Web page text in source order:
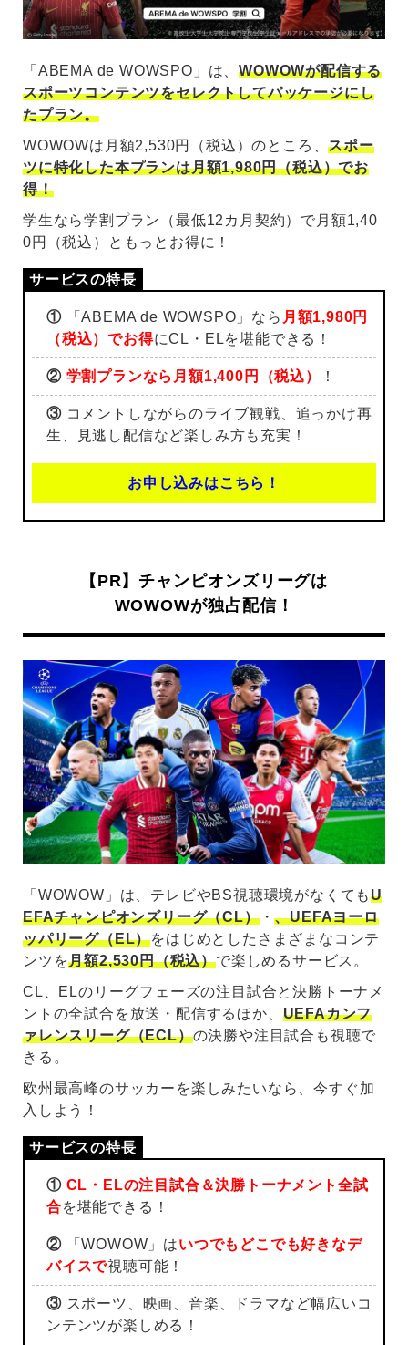
「ABEMA de WOWSPO」は、WOWOWが配信する
スポーツコンテンツをセレクトしてパッケージにし
たプラン。
WOWOWは月額2,530円（税込）のところ、スポー
ツに特化した本プランは月額1,980円（税込）でお
得！
学生なら学割プラン（最低12カ月契約）で月額1,40
0円（税込）ともっとお得に！
①「ABEMA de WOWSPO」なら 月額1,980円
（税込）でお得にCL・ELを堪能できる！
② 学割プランなら月額1,400円（税込） ！
③コメントしながらのライブ観戦、追っかけ再
生、見逃し配信など楽しみ方も充実！
お申し込みはこちら！
【PR】チャンピオンズリーグは
WOWOWが独占配信！
「WOWOW」は、テレビやBS視聴環境がなくてもU
EFAチャンピオンズリーグ（CL）・、UEFAヨーロ
ッパリーグ（EL）をはじめとしたさまざまなコンテ
ンツを月額2,530円（税込）で楽しめるサービス。
CL、ELのリーグフェーズの注目試合と決勝トーナメ
ントの全試合を放送・配信するほか、 UEFAカンフ
ァレンスリーグ（ECL）の決勝や注目試合も視聴で
きる。
欧州最高峰のサッカーを楽しみたいなら、今すぐ加
入しよう！
① CL・ELの注目試合＆決勝トーナメント全試
合を堪能できる！
②「WOWOW」はいつでもどこでも好きなデ
バイスで視聴可能！
③スポーツ、映画、音楽、ドラマなど幅広いコ
ンテンツが楽しめる！